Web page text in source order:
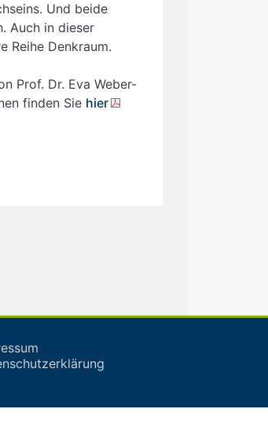
Und beide
Auch in dieser
Reihe Denkraum.
Prof. Dr. Eva Weber-
finden Sie hier